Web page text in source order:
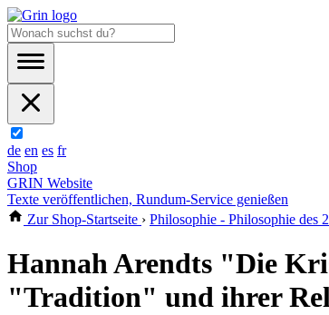
de en es fr
Shop
GRIN Website
Texte veröffentlichen, Rundum-Service genießen
Zur Shop-Startseite › Philosophie - Philosophie des
Hannah Arendts "Die
"Tradition" und ihrer